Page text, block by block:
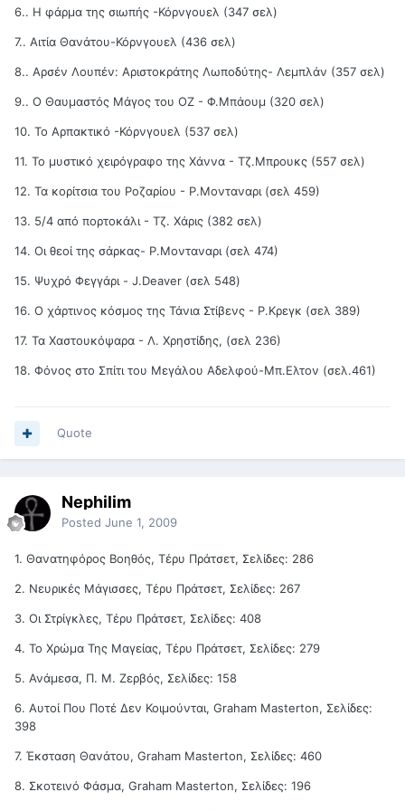
6.. Η φάρμα της σιωπής -Κόρνγουελ (347 σελ)
7.. Αιτία Θανάτου-Κόρνγουελ (436 σελ)
8.. Αρσέν Λουπέν: Αριστοκράτης Λωποδύτης- Λεμπλάν (357 σελ)
9.. Ο Θαυμαστός Μάγος του ΟΖ - Φ.Μπάουμ (320 σελ)
10. Το Αρπακτικό -Κόρνγουελ (537 σελ)
11. Το μυστικό χειρόγραφο της Χάννα - Τζ.Μπρουκς (557 σελ)
12. Τα κορίτσια του Ροζαρίου - Ρ.Μονταναρι (σελ 459)
13. 5/4 από πορτοκάλι - Τζ. Χάρις (382 σελ)
14. Οι θεοί της σάρκας- Ρ.Μονταναρι (σελ 474)
15. Ψυχρό Φεγγάρι - J.Deaver (σελ 548)
16. Ο χάρτινος κόσμος της Τάνια Στίβενς - Ρ.Κρεγκ (σελ 389)
17. Τα Χαστουκόψαρα - Λ. Χρηστίδης, (σελ 236)
18. Φόνος στο Σπίτι του Μεγάλου Αδελφού-Μπ.Ελτον (σελ.461)
Quote
Nephilim
Posted June 1, 2009
1. Θανατηφόρος Βοηθός, Τέρυ Πράτσετ, Σελίδες: 286
2. Νευρικές Μάγισσες, Τέρυ Πράτσετ, Σελίδες: 267
3. Οι Στρίγκλες, Τέρυ Πράτσετ, Σελίδες: 408
4. Το Χρώμα Της Μαγείας, Τέρυ Πράτσετ, Σελίδες: 279
5. Ανάμεσα, Π. Μ. Ζερβός, Σελίδες: 158
6. Αυτοί Που Ποτέ Δεν Κοιμούνται, Graham Masterton, Σελίδες:
398
7. Έκσταση Θανάτου, Graham Masterton, Σελίδες: 460
8. Σκοτεινό Φάσμα, Graham Masterton, Σελίδες: 196